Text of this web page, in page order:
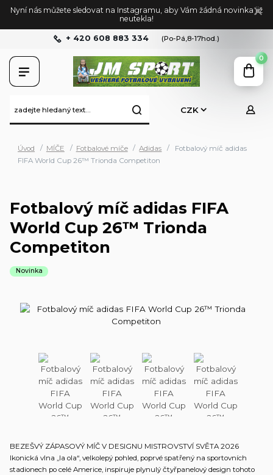
Nyní nás můžete sledovat na Instagramu, aby Vám žádná novinka již
neutekla!
CZK
+ 420 608 883 334 (Po-Pá,8-17hod.)
0
Úvod MÍČE Fotbalové míče Adidas
Fotbalový míč adidas
FIFA World Cup 26™ Trionda Competiton
Fotbalový míč adidas FIFA
World Cup 26™ Trionda
Competiton
Novinka
BEZEŠVÝ ZÁPASOVÝ MÍČ V DESIGNU MISTROVSTVÍ SVĚTA 2026
Ikonická vlna „la ola“, velkolepý pohled, poprvé spatřený na sportovních
stadionech po celé Americe, inspiruje plynulý čtyřpanelový design tohoto